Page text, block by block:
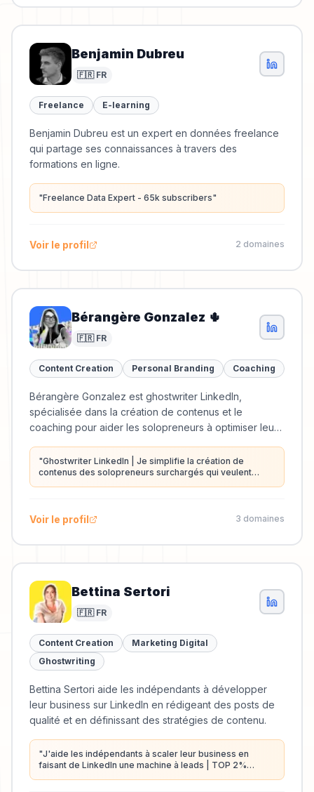
Benjamin Dubreu
🇫🇷 FR
Freelance E-learning
Benjamin Dubreu est un expert en données freelance
qui partage ses connaissances à travers des
formations en ligne.
"Freelance Data Expert - 65k subscribers"
Voir le profil 2 domaines
Bérangère Gonzalez 🌵
🇫🇷 FR
Content Creation Personal Branding Coaching
Bérangère Gonzalez est ghostwriter LinkedIn,
spécialisée dans la création de contenus et le
coaching pour aider les solopreneurs à optimiser leur
"Ghostwriter LinkedIn | Je simplifie la création de
contenus des solopreneurs surchargés qui veulent
Voir le profil 3 domaines
Bettina Sertori
🇫🇷 FR
Content Creation
Marketing Digital
Ghostwriting
Bettina Sertori aide les indépendants à développer
leur business sur LinkedIn en rédigeant des posts de
qualité et en définissant des stratégies de contenu.
"J'aide les indépendants à scaler leur business en
faisant de LinkedIn une machine à leads | TOP 2%